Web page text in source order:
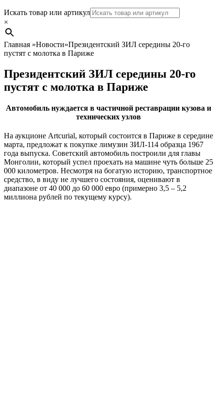
Search
Искать товар или артикул
×
Главная »Новости»Президентский ЗИЛ середины 20-го
пустят с молотка в Париже
Президентский ЗИЛ середины 20-го
пустят с молотка в Париже
Автомобиль нуждается в частичной реставрации кузова и
технических узлов
На аукционе Artcurial, который состоится в Париже в середине
марта, предложат к покупке лимузин ЗИЛ-114 образца 1967
года выпуска. Советский автомобиль построили для главы
Монголии, который успел проехать на машине чуть больше 25
000 километров. Несмотря на богатую историю, транспортное
средство, в виду не лучшего состояния, оценивают в
диапазоне от 40 000 до 60 000 евро (примерно 3,5 – 5,2
миллиона рублей по текущему курсу).